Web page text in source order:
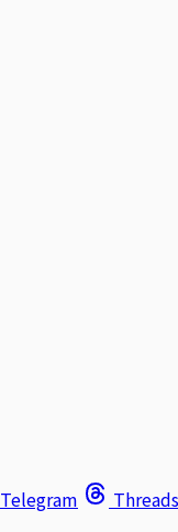
Telegram Threads